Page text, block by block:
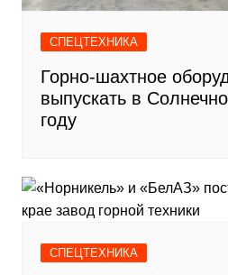
СПЕЦТЕХНИКА
Горно-шахтное
выпускать в
году
СПЕЦТЕХНИКА